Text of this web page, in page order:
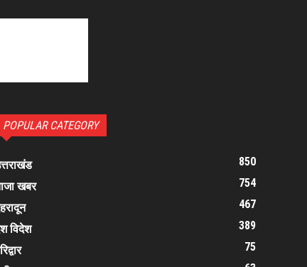
POPULAR CATEGORY
850
खबर
754
467
विदेश
389
75